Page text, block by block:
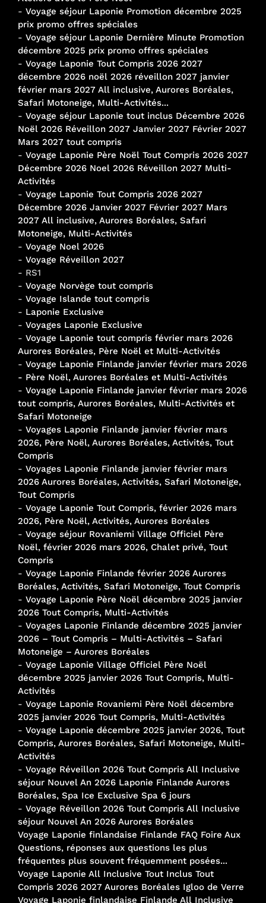
- Voyage séjour Laponie Promotion décembre 2025
prix promo offres spéciales
- Voyage séjour Laponie Dernière Minute Promotion
décembre 2025 prix promo offres spéciales
- Voyage Laponie Tout Compris 2026 2027
décembre 2026 noël 2026 réveillon 2027 janvier
février mars 2027 All inclusive, Aurores Boréales,
Safari Motoneige, Multi-Activités...
- Voyage séjour Laponie tout inclus Décembre 2026
Noël 2026 Réveillon 2027 Janvier 2027 Février 2027
Mars 2027 tout compris
- Voyage Laponie Père Noël Tout Compris 2026 2027
Décembre 2026 Noel 2026 Réveillon 2027 Multi-
Activités
- Voyage Laponie Tout Compris 2026 2027
Décembre 2026 Janvier 2027 Février 2027 Mars
2027 All inclusive, Aurores Boréales, Safari
Motoneige, Multi-Activités
- Voyage Noel 2026
- Voyage Réveillon 2027
- RS1
- Voyage Norvège tout compris
- Voyage Islande tout compris
- Laponie Exclusive
- Voyages Laponie Exclusive
- Voyage Laponie tout compris février mars 2026
Aurores Boréales, Père Noël et Multi-Activités
- Voyage Laponie Finlande janvier février mars 2026
- Père Noël, Aurores Boréales et Multi-Activités
- Voyage Laponie Finlande janvier février mars 2026
tout compris, Aurores Boréales, Multi-Activités et
Safari Motoneige
- Voyages Laponie Finlande janvier février mars
2026, Père Noël, Aurores Boréales, Activités, Tout
Compris
- Voyages Laponie Finlande janvier février mars
2026 Aurores Boréales, Activités, Safari Motoneige,
Tout Compris
- Voyage Laponie Tout Compris, février 2026 mars
2026, Père Noël, Activités, Aurores Boréales
- Voyage séjour Rovaniemi Village Officiel Père
Noël, février 2026 mars 2026, Chalet privé, Tout
Compris
- Voyage Laponie Finlande février 2026 Aurores
Boréales, Activités, Safari Motoneige, Tout Compris
- Voyage Laponie Père Noël décembre 2025 janvier
2026 Tout Compris, Multi-Activités
- Voyages Laponie Finlande décembre 2025 janvier
2026 – Tout Compris – Multi-Activités – Safari
Motoneige – Aurores Boréales
- Voyage Laponie Village Officiel Père Noël
décembre 2025 janvier 2026 Tout Compris, Multi-
Activités
- Voyage Laponie Rovaniemi Père Noël décembre
2025 janvier 2026 Tout Compris, Multi-Activités
- Voyage Laponie décembre 2025 janvier 2026, Tout
Compris, Aurores Boréales, Safari Motoneige, Multi-
Activités
- Voyage Réveillon 2026 Tout Compris All Inclusive
séjour Nouvel An 2026 Laponie Finlande Aurores
Boréales, Spa Ice Exclusive Spa 6 jours
- Voyage Réveillon 2026 Tout Compris All Inclusive
séjour Nouvel An 2026 Aurores Boréales
Voyage Laponie finlandaise Finlande FAQ Foire Aux
Questions, réponses aux questions les plus
fréquentes plus souvent fréquemment posées...
Voyage Laponie All Inclusive Tout Inclus Tout
Compris 2026 2027 Aurores Boréales Igloo de Verre
Voyage Laponie finlandaise Finlande All Inclusive